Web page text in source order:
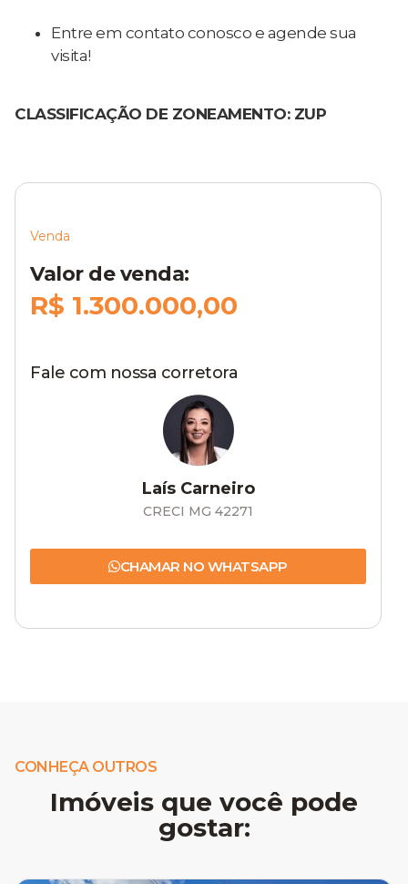
Entre em contato conosco e agende sua
visita!
CLASSIFICAÇÃO DE ZONEAMENTO: ZUP
Venda
Valor de venda:
R$ 1.300.000,00
Fale com nossa corretora
Laís Carneiro
CRECI MG 42271
CHAMAR NO WHATSAPP
CONHEÇA OUTROS
Imóveis que você pode
gostar: